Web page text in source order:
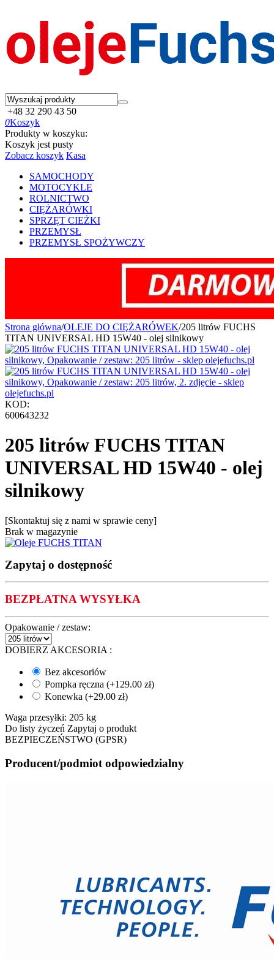
+48 32 290 43 50
0Koszyk
Produkty w koszyku:
Koszyk jest pusty
Zobacz koszyk Kasa
SAMOCHODY
MOTOCYKLE
ROLNICTWO
CIĘŻARÓWKI
SPRZĘT CIEŻKI
PRZEMYSŁ
PRZEMYSŁ SPOŻYWCZY
Strona główna/OLEJE DO CIĘŻARÓWEK/205 litrów FUCHS
TITAN UNIVERSAL HD 15W40 - olej silnikowy
KOD:
600643232
205 litrów FUCHS TITAN
UNIVERSAL HD 15W40 - olej
silnikowy
[Skontaktuj się z nami w sprawie ceny]
Brak w magazynie
Zapytaj o dostępność
BEZPŁATNA WYSYŁKA
Opakowanie / zestaw:
DOBIERZ AKCESORIA :
Bez akcesoriów
Pompka ręczna (+129.00 zł)
Konewka (+29.00 zł)
Waga przesyłki: 205 kg
Do listy życzeń Zapytaj o produkt
BEZPIECZEŃSTWO (GPSR)
Producent/podmiot odpowiedzialny